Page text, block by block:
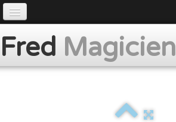
Préface
Fred Magicien